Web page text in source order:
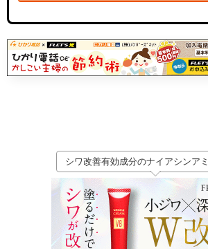
シワ改善有効成分のナイアシンア